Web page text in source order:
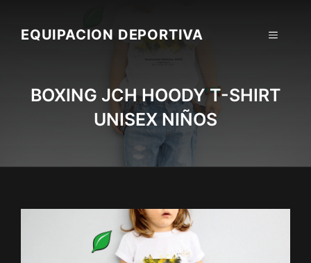
contentEQUIPACION DEPORTIVA MENU
BOXING JCH HOODY T-SHIRT
UNISEX NIÑOS